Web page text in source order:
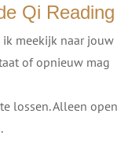
Qi Reading
meekijk naar jouw
of opnieuw mag
lossen. Alleen open